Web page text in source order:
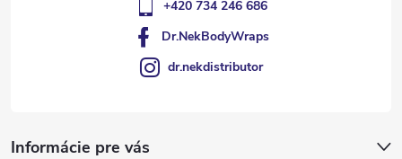
+420 734 246 686
Dr.NekBodyWraps
dr.nekdistributor
Informácie pre vás